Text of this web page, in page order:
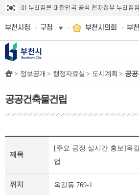
이 누리집은 대한민국 공식 전자정부 누리집
부천시청 구청 부천시의회 부
> 정보공개 > 행정자료실 > 도시계획 > 공공
공공건축물건립
공
제목
[주요 공정 실시간 홍보]옥
업
위치 옥길동 769-1